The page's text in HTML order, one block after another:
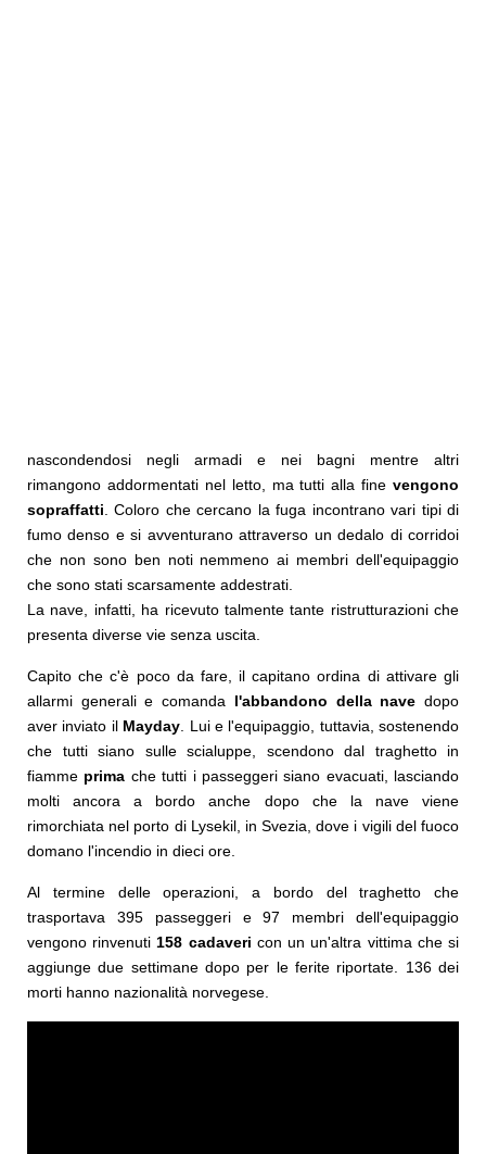
nascondendosi negli armadi e nei bagni mentre altri
rimangono addormentati nel letto, ma tutti alla fine vengono
sopraffatti . Coloro che cercano la fuga incontrano vari tipi di
fumo denso e si avventurano attraverso un dedalo di corridoi
che non sono ben noti nemmeno ai membri dell'equipaggio
che sono stati scarsamente addestrati.
La nave, infatti, ha ricevuto talmente tante ristrutturazioni che
presenta diverse vie senza uscita.
Capito che c'è poco da fare, il capitano ordina di attivare gli
allarmi generali e comanda l'abbandono della nave dopo
aver inviato il Mayday . Lui e l'equipaggio, tuttavia, sostenendo
che tutti siano sulle scialuppe, scendono dal traghetto in
fiamme prima che tutti i passeggeri siano evacuati, lasciando
molti ancora a bordo anche dopo che la nave viene
rimorchiata nel porto di Lysekil, in Svezia, dove i vigili del fuoco
domano l'incendio in dieci ore.
Al termine delle operazioni, a bordo del traghetto che
trasportava 395 passeggeri e 97 membri dell'equipaggio
vengono rinvenuti 158 cadaveri con un un'altra vittima che si
aggiunge due settimane dopo per le ferite riportate. 136 dei
morti hanno nazionalità norvegese.